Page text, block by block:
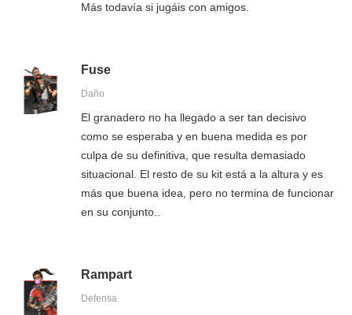
Más todavía si jugáis con amigos.
Fuse
Daño
El granadero no ha llegado a ser tan decisivo
como se esperaba y en buena medida es por
culpa de su definitiva, que resulta demasiado
situacional. El resto de su kit está a la altura y es
más que buena idea, pero no termina de funcionar
en su conjunto..
Rampart
Defensa